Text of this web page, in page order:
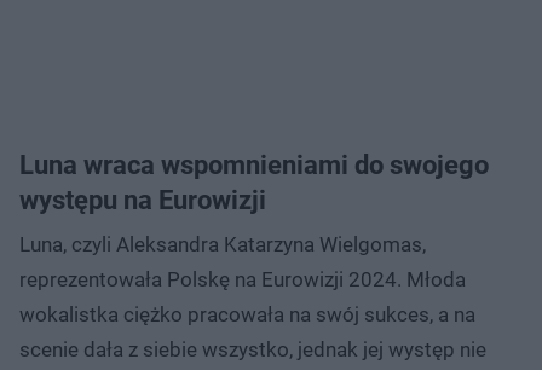
Luna wraca wspomnieniami do swojego
występu na Eurowizji
Luna, czyli Aleksandra Katarzyna Wielgomas,
reprezentowała Polskę na Eurowizji 2024. Młoda
wokalistka ciężko pracowała na swój sukces, a na
scenie dała z siebie wszystko, jednak jej występ nie